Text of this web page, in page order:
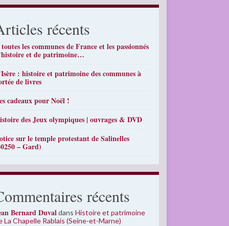
récents
les communes de France et les passionnés
et de patrimoine…
: histoire et patrimoine des communes à
de livres
cadeaux pour Noël !
des Jeux olympiques | ouvrages & DVD
sur le temple protestant de Salinelles
– Gard)
récents
Bernard DuvaldansHistoire et patrimoine
La Chapelle Rablais (Seine-et-Marne)